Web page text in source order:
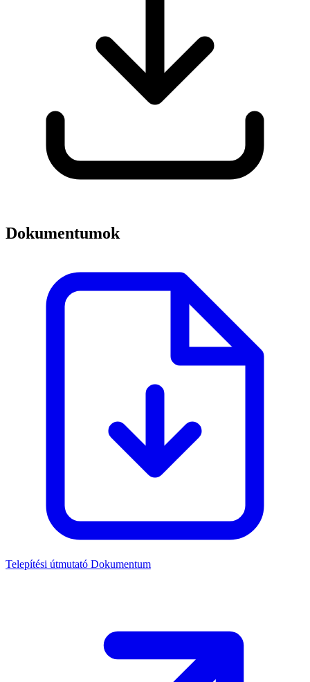
Dokumentumok
Telepítési útmutató Dokumentum